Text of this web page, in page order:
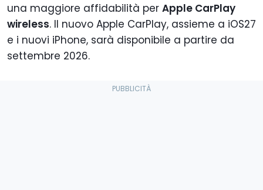
una maggiore affidabilità per Apple CarPlay
wireless. Il nuovo Apple CarPlay, assieme a iOS27
e i nuovi iPhone, sarà disponibile a partire da
settembre 2026.